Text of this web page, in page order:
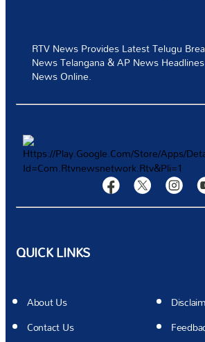
స్పోర్ట్స్
వీడియోస్
మరిన్ని
RTV News Provides Latest Telugu
News Telangana & AP News
News Online.
QUICK LINKS
About Us
Contact Us